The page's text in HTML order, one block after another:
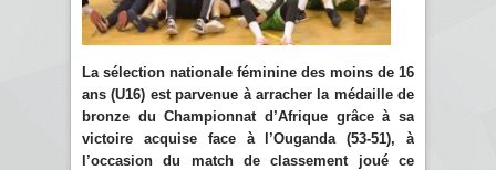
La sélection nationale féminine des moins de 16
ans (U16) est parvenue à arracher la médaille de
bronze du Championnat d’Afrique grâce à sa
victoire acquise face à l’Ouganda (53-51), à
l’occasion du match de classement joué ce